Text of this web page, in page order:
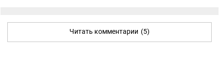
Читать комментарии (5)